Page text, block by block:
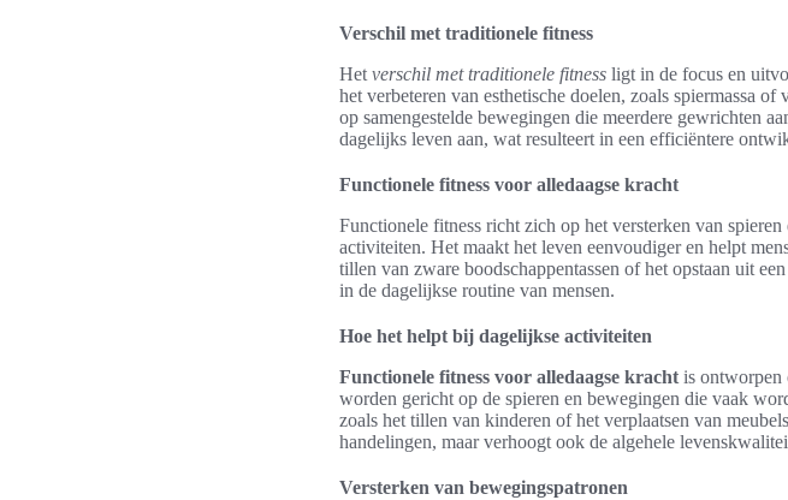
Verschil met traditionele fitness
Het verschil met traditionele fitness ligt in de focus en
het verbeteren van esthetische doelen, zoals spiermassa
op samengestelde bewegingen die meerdere gewrichten
dagelijks leven aan, wat resulteert in een efficiëntere
Functionele fitness voor alledaagse kracht
Functionele fitness richt zich op het versterken van
activiteiten. Het maakt het leven eenvoudiger en helpt
tillen van zware boodschappentassen of het opstaan uit
in de dagelijkse routine van mensen.
Hoe het helpt bij dagelijkse activiteiten
Functionele fitness voor alledaagse kracht is ontworpen
worden gericht op de spieren en bewegingen die vaak
zoals het tillen van kinderen of het verplaatsen van
handelingen, maar verhoogt ook de algehele
Versterken van bewegingspatronen